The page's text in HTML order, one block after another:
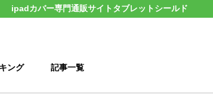
ipadカバー専門通販サイト タブレットシールド
ング 記事一覧